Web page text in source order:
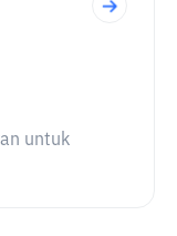
untuk